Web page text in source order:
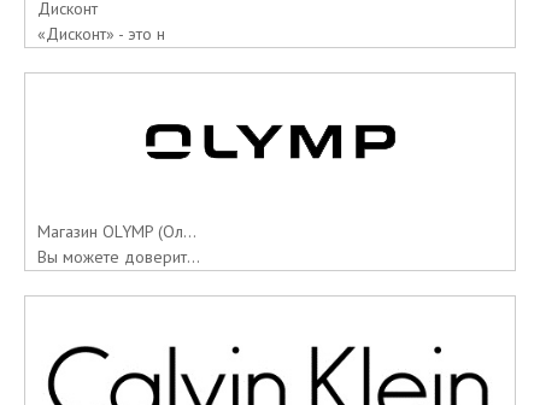
Дисконт
«Дисконт» - это н
Магазин OLYMP (Ол...
Вы можете доверит...